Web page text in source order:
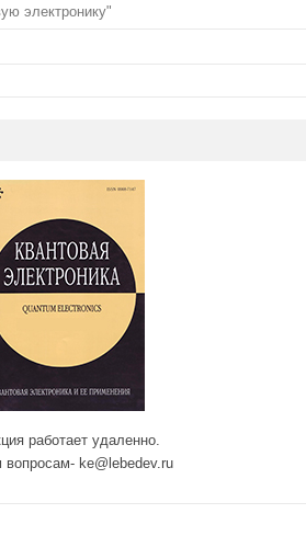
электронику"
работает удаленно.
вопросам- ke@lebedev.ru